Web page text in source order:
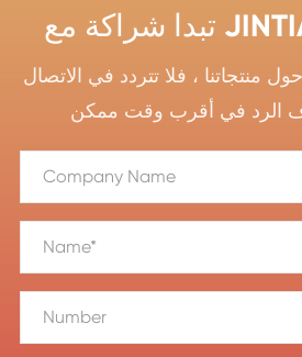
منتجاتنا ، فلا تتردد في الاتصال